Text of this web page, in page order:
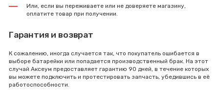
Или, если вы переживаете или не доверяете магазину,
оплатите товар при получении.
Гарантия и возврат
К сожалению, иногда случается так, что покупатель ошибается в
выборе батарейки или попадается производственный брак. На этот
случай Аксеум предоставляет гарантию 90 дней, в течение которых
вы можете подключить и протестировать запчасть, убедившись в её
работоспособности.